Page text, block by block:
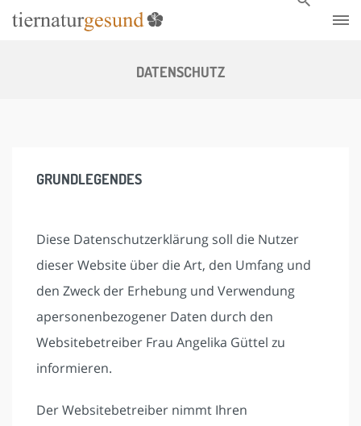
Skip
DATENSCHUTZ
GRUNDLEGENDES
Diese Datenschutzerklärung soll die Nutzer
dieser Website über die Art, den Umfang und
den Zweck der Erhebung und Verwendung
apersonenbezogener Daten durch den
Websitebetreiber Frau Angelika Güttel zu
informieren.
Der Websitebetreiber nimmt Ihren